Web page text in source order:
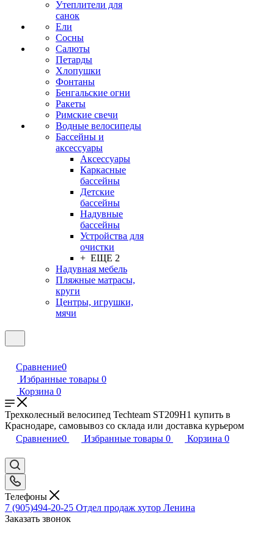
Утеплители для
санок
Ели
Сосны
Салюты
Петарды
Хлопушки
Фонтаны
Бенгальские огни
Ракеты
Римские свечи
Водные велосипеды
Бассейны и
аксессуары
Аксессуары
Каркасные
бассейны
Детские
бассейны
Надувные
бассейны
Устройства для
очистки
+ ЕЩЕ 2
Надувная мебель
Пляжные матрасы,
круги
Центры, игрушки,
мячи
Сравнение0
Избранные товары 0
Корзина 0
Трехколесный велосипед Techteam ST209H1 купить в
Краснодаре, самовывоз со склада или доставка курьером
Сравнение0 Избранные товары 0 Корзина 0
Телефоны
7 (905)494-20-25 Отдел продаж хутор Ленина
Заказать звонок